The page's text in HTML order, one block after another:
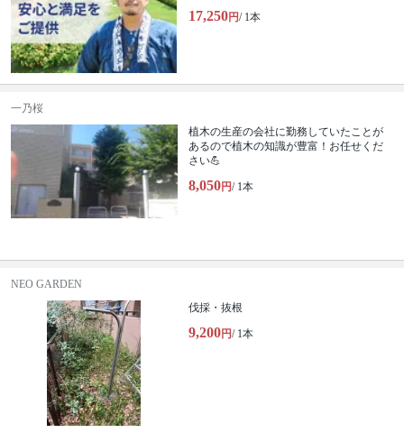
17,250円/ 1本
一乃桜
植木の生産の会社に勤務していたことが
あるので植木の知識が豊富！お任せくだ
さい💪
8,050円/ 1本
NEO GARDEN
伐採・抜根
9,200円/ 1本